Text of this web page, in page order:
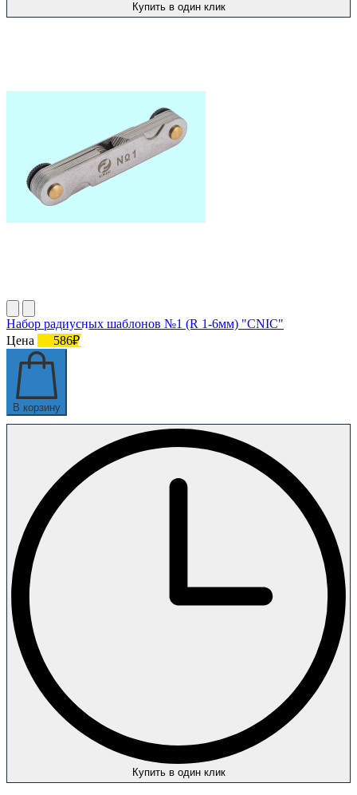
Купить в один клик
Набор радиусных шаблонов №1 (R 1-6мм) "CNIC"
Цена
586₽
В корзину
Купить в один клик